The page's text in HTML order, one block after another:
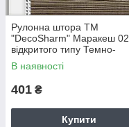
Рулонна штора ТМ
"DecoSharm" Маракеш 02
відкритого типу Темно-
коричневий
В наявності
401 ₴
Купити